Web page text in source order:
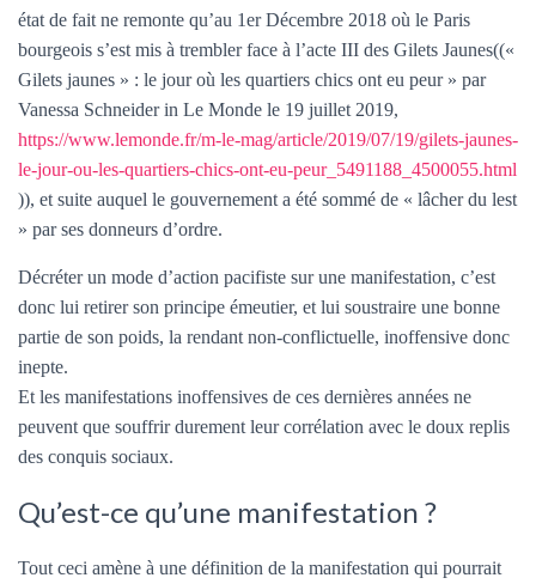
état de fait ne remonte qu’au 1er Décembre 2018 où le Paris
bourgeois s’est mis à trembler face à l’acte III des Gilets Jaunes((«
Gilets jaunes » : le jour où les quartiers chics ont eu peur » par
Vanessa Schneider in Le Monde le 19 juillet 2019,
https://www.lemonde.fr/m-le-mag/article/2019/07/19/gilets-jaunes-
le-jour-ou-les-quartiers-chics-ont-eu-peur_5491188_4500055.html
)), et suite auquel le gouvernement a été sommé de « lâcher du lest
» par ses donneurs d’ordre.
Décréter un mode d’action pacifiste sur une manifestation, c’est
donc lui retirer son principe émeutier, et lui soustraire une bonne
partie de son poids, la rendant non-conflictuelle, inoffensive donc
inepte.
Et les manifestations inoffensives de ces dernières années ne
peuvent que souffrir durement leur corrélation avec le doux replis
des conquis sociaux.
Qu’est-ce qu’une manifestation ?
Tout ceci amène à une définition de la manifestation qui pourrait